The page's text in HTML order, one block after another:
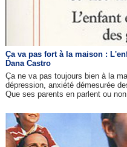
Ça va pas fort à la maison :
Dana Castro
Ça ne va pas toujours bien à la
dépression, anxiété démesurée
Que ses parents en parlent ou